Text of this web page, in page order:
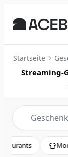
Startseite
Streaming-
Mode & Bekleidung